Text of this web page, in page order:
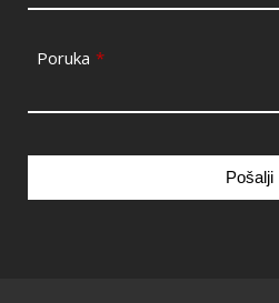
Poruka *
Pošalji